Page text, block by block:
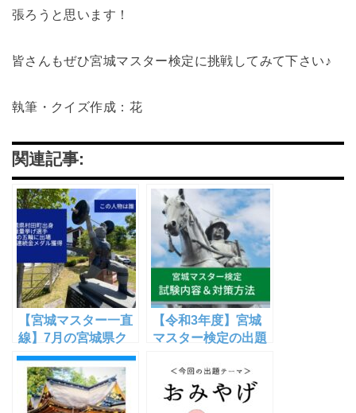
張ろうと思います！
皆さんもぜひ宮城マスター検定に挑戦してみて下さい♪
執筆・クイズ作成：花
関連記事:
【宮城マスター一直
線】7月の宮城県ク
イズ＜出題編＞【ウ
ラロジ仙台オリジナ
ル】
【令和3年度】宮城
マスター検定の出題
出題予想も【宮城マ
スター一直線！】